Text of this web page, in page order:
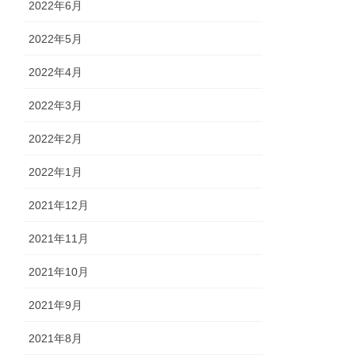
2022年6月
2022年5月
2022年4月
2022年3月
2022年2月
2022年1月
2021年12月
2021年11月
2021年10月
2021年9月
2021年8月